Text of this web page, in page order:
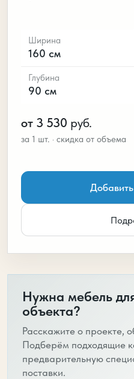
Ширина
160 см
Глубина
90 см
от 3 530 руб.
Нужна мебель
объекта?
Расскажите о проекте,
Подберём подходящие
предварительную
поставки.